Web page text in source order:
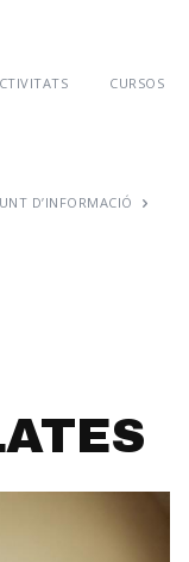
CURSOS
D’INFORMACIÓ